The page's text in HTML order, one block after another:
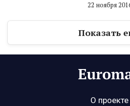
22 ноября
Показать
О проекте